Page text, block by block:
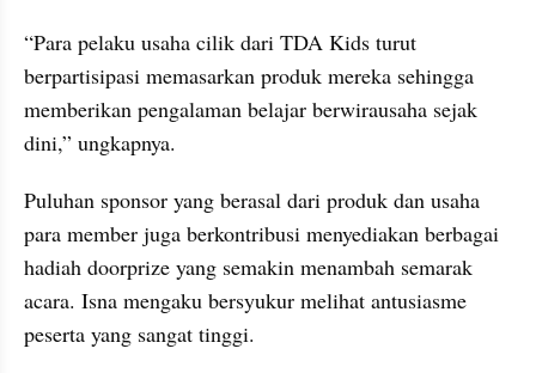
“Para pelaku usaha cilik dari TDA Kids turut
berpartisipasi memasarkan produk mereka sehingga
memberikan pengalaman belajar berwirausaha sejak
dini,” ungkapnya.
Puluhan sponsor yang berasal dari produk dan usaha
para member juga berkontribusi menyediakan berbagai
hadiah doorprize yang semakin menambah semarak
acara. Isna mengaku bersyukur melihat antusiasme
peserta yang sangat tinggi.